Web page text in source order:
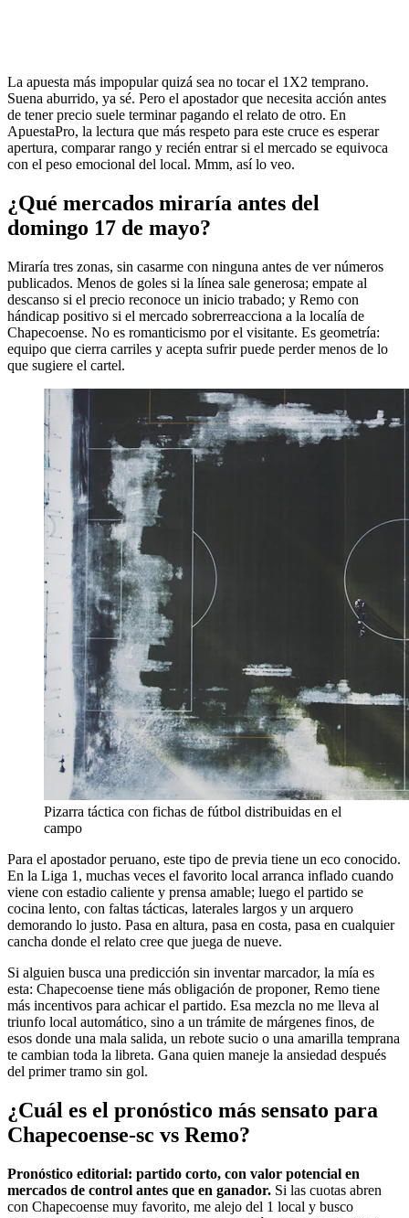
La apuesta más impopular quizá sea no tocar el 1X2 temprano.
Suena aburrido, ya sé. Pero el apostador que necesita acción antes
de tener precio suele terminar pagando el relato de otro. En
ApuestaPro, la lectura que más respeto para este cruce es esperar
apertura, comparar rango y recién entrar si el mercado se equivoca
con el peso emocional del local. Mmm, así lo veo.
¿Qué mercados miraría antes del
domingo 17 de mayo?
Miraría tres zonas, sin casarme con ninguna antes de ver números
publicados. Menos de goles si la línea sale generosa; empate al
descanso si el precio reconoce un inicio trabado; y Remo con
hándicap positivo si el mercado sobrerreacciona a la localía de
Chapecoense. No es romanticismo por el visitante. Es geometría:
equipo que cierra carriles y acepta sufrir puede perder menos de lo
que sugiere el cartel.
Pizarra táctica con fichas de fútbol distribuidas en el
campo
Para el apostador peruano, este tipo de previa tiene un eco conocido.
En la Liga 1, muchas veces el favorito local arranca inflado cuando
viene con estadio caliente y prensa amable; luego el partido se
cocina lento, con faltas tácticas, laterales largos y un arquero
demorando lo justo. Pasa en altura, pasa en costa, pasa en cualquier
cancha donde el relato cree que juega de nueve.
Si alguien busca una predicción sin inventar marcador, la mía es
esta: Chapecoense tiene más obligación de proponer, Remo tiene
más incentivos para achicar el partido. Esa mezcla no me lleva al
triunfo local automático, sino a un trámite de márgenes finos, de
esos donde una mala salida, un rebote sucio o una amarilla temprana
te cambian toda la libreta. Gana quien maneje la ansiedad después
del primer tramo sin gol.
¿Cuál es el pronóstico más sensato para
Chapecoense-sc vs Remo?
Pronóstico editorial: partido corto, con valor potencial en
mercados de control antes que en ganador. Si las cuotas abren
con Chapecoense muy favorito, me alejo del 1 local y busco